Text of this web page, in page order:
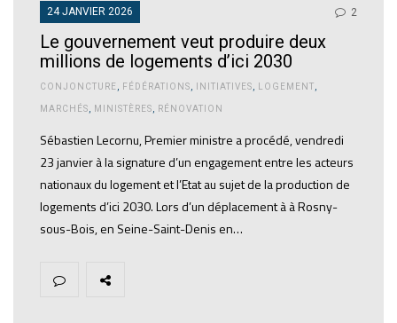
24 JANVIER 2026 2
Le gouvernement veut produire deux
millions de logements d’ici 2030
CONJONCTURE, FÉDÉRATIONS, INITIATIVES, LOGEMENT,
MARCHÉS, MINISTÈRES, RÉNOVATION
Sébastien Lecornu, Premier ministre a procédé, vendredi
23 janvier à la signature d’un engagement entre les acteurs
nationaux du logement et l’Etat au sujet de la production de
logements d’ici 2030. Lors d’un déplacement à à Rosny-
sous-Bois, en Seine-Saint-Denis en…